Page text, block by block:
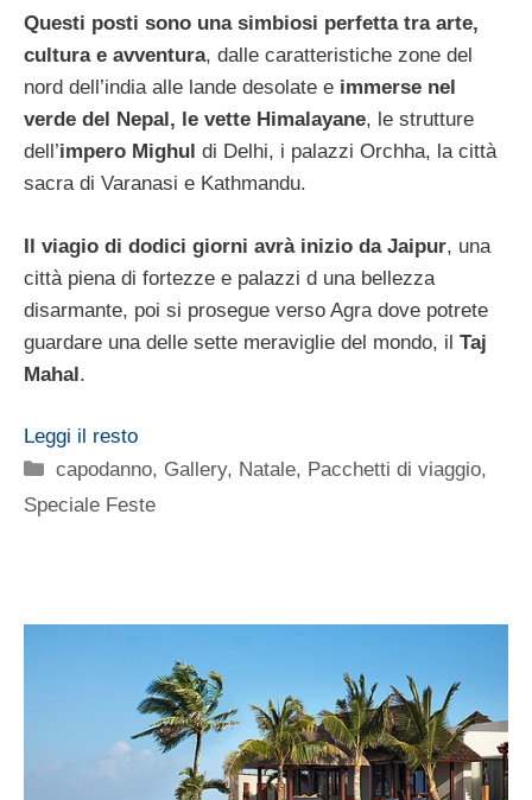
Questi posti sono una simbiosi perfetta tra arte,
cultura e avventura, dalle caratteristiche zone del
nord dell’india alle lande desolate e immerse nel
verde del Nepal, le vette Himalayane, le strutture
dell’impero Mighul di Delhi, i palazzi Orchha, la città
sacra di Varanasi e Kathmandu.
Il viagio di dodici giorni avrà inizio da Jaipur, una
città piena di fortezze e palazzi d una bellezza
disarmante, poi si prosegue verso Agra dove potrete
guardare una delle sette meraviglie del mondo, il Taj
Mahal.
Leggi il resto
Categorie
capodanno, Gallery, Natale, Pacchetti di viaggio,
Speciale Feste